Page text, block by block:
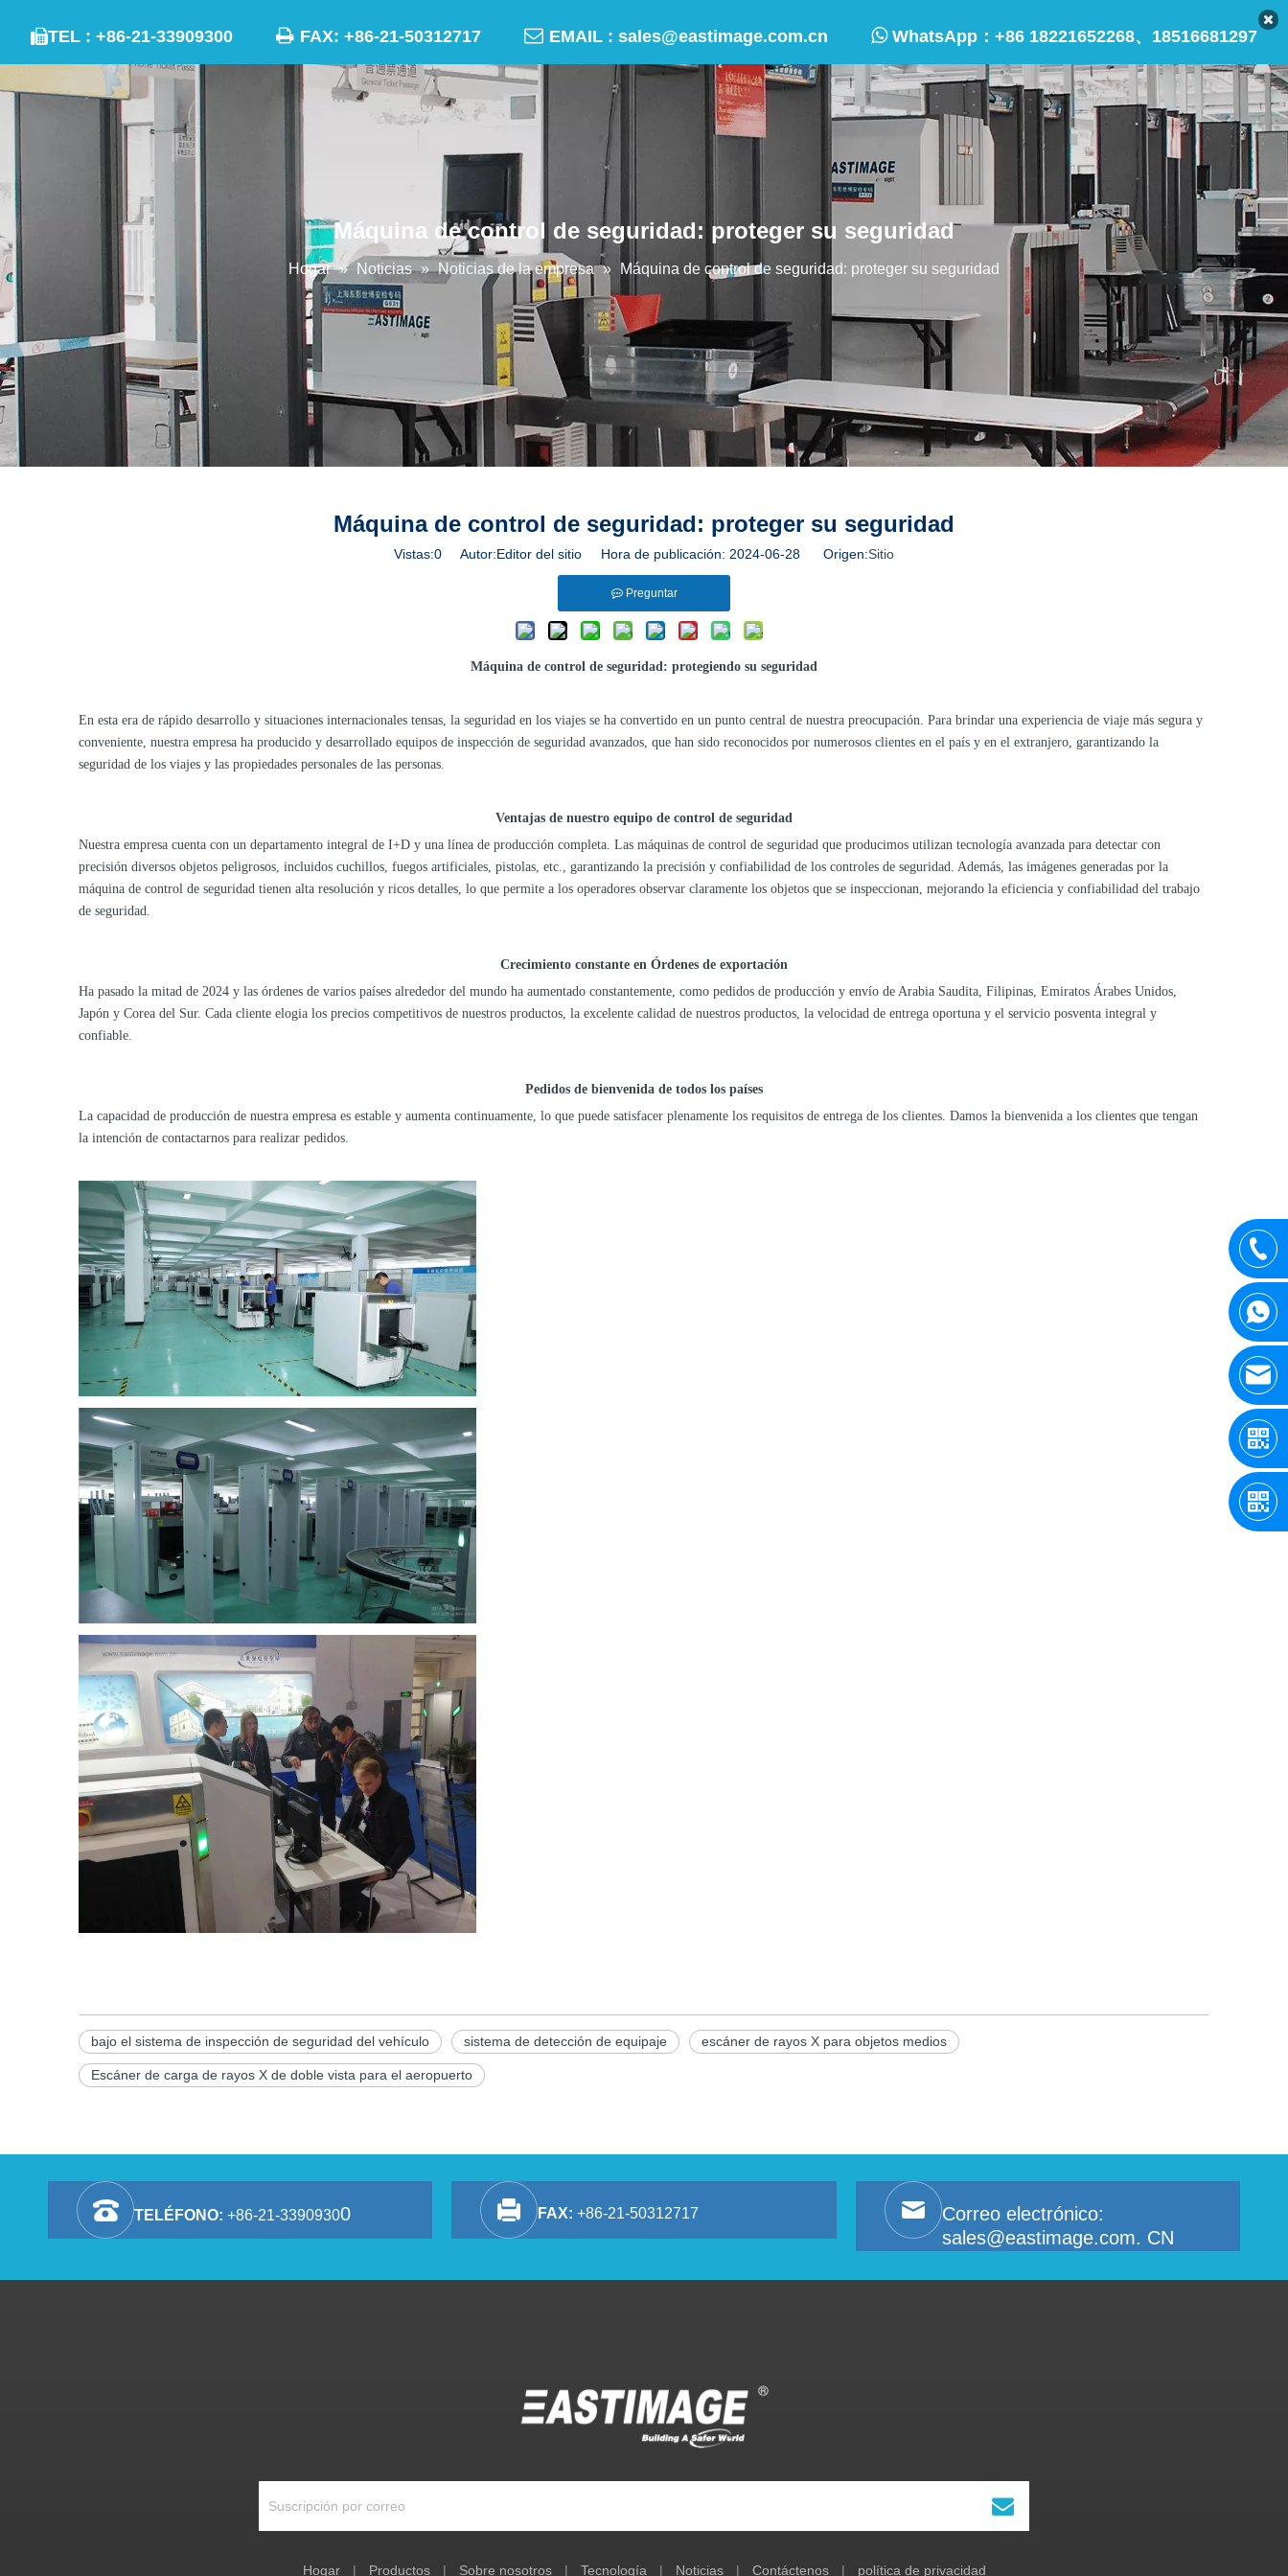
TEL : +86-21-33909300  FAX: +86-21-50312717  EMAIL : sales@eastimage.com.cn WhatsApp： +86 18221652268、18516681297
Máquina de control de seguridad: proteger su seguridad
Hogar » Noticias » Noticias de la empresa » Máquina de control de seguridad: proteger su seguridad
Máquina de control de seguridad: proteger su seguridad
Vistas:0 Autor:Editor del sitio Hora de publicación: 2024-06-28 Origen:Sitio
Preguntar
Máquina de control de seguridad: protegiendo su seguridad
En esta era de rápido desarrollo y situaciones internacionales tensas, la seguridad en los viajes se ha convertido en un punto central de nuestra preocupación. Para brindar una experiencia de viaje más segura y
conveniente, nuestra empresa ha producido y desarrollado equipos de inspección de seguridad avanzados, que han sido reconocidos por numerosos clientes en el país y en el extranjero, garantizando la
seguridad de los viajes y las propiedades personales de las personas.
Ventajas de nuestro equipo de control de seguridad
Nuestra empresa cuenta con un departamento integral de I+D y una línea de producción completa. Las máquinas de control de seguridad que producimos utilizan tecnología avanzada para detectar con
precisión diversos objetos peligrosos, incluidos cuchillos, fuegos artificiales, pistolas, etc., garantizando la precisión y confiabilidad de los controles de seguridad. Además, las imágenes generadas por la
máquina de control de seguridad tienen alta resolución y ricos detalles, lo que permite a los operadores observar claramente los objetos que se inspeccionan, mejorando la eficiencia y confiabilidad del trabajo
de seguridad.
Crecimiento constante en Órdenes de exportación
Ha pasado la mitad de 2024 y las órdenes de varios países alrededor del mundo ha aumentado constantemente, como pedidos de producción y envío de Arabia Saudita, Filipinas, Emiratos Árabes Unidos,
Japón y Corea del Sur. Cada cliente elogia los precios competitivos de nuestros productos, la excelente calidad de nuestros productos, la velocidad de entrega oportuna y el servicio posventa integral y
confiable.
Pedidos de bienvenida de todos los países
La capacidad de producción de nuestra empresa es estable y aumenta continuamente, lo que puede satisfacer plenamente los requisitos de entrega de los clientes. Damos la bienvenida a los clientes que tengan
la intención de contactarnos para realizar pedidos.
bajo el sistema de inspección de seguridad del vehículo sistema de detección de equipaje escáner de rayos X para objetos medios
Escáner de carga de rayos X de doble vista para el aeropuerto
TELÉFONO: +86-21-33909300 FAX: +86-21-50312717
Correo electrónico:
sales@eastimage.com. CN
Hogar | Productos | Sobre nosotros | Tecnología | Noticias | Contáctenos | política de privacidad